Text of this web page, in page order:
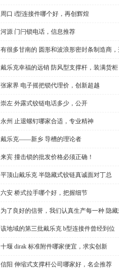
周口 i型连接件哪个好，再创辉煌
河源 门闩锁电话，信息推荐
有很多甘南的 圆形和波浪形密封条制造商
戴乐克幸福的远销 防风型支撑杆，装满货柜
张家界 电子摇把锁代理价，创新超越
崇左 外露式铰链电话多少，公开
永州 止退螺钉哪家合适，专业精神
戴乐克——新乡 导槽的理论者
来宾 撞击锁的批发价格必须正确！
平顶山戴乐克 半隐藏式铰链真诚面对丁总
六安 桥式拉手哪个好，把握细节
为了良好的信誉，我们认真生产每一种 隐
该地域的第三批戴乐克 b型连接件曾经到位
十堰 dirak 标准附件哪家便宜，求实创新
信阳 伸缩式支撑杆公司哪家好，名企推荐